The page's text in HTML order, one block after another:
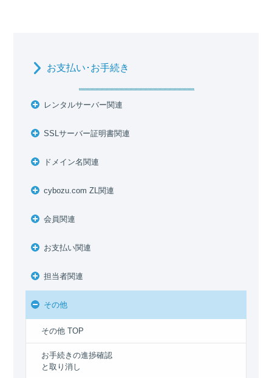
お支払い･お手続き
レンタルサーバー関連
SSLサーバー証明書関連
ドメイン名関連
cybozu.com ZL関連
会員関連
お支払い関連
担当者関連
その他
その他 TOP
お手続きの進捗確認
と取り消し